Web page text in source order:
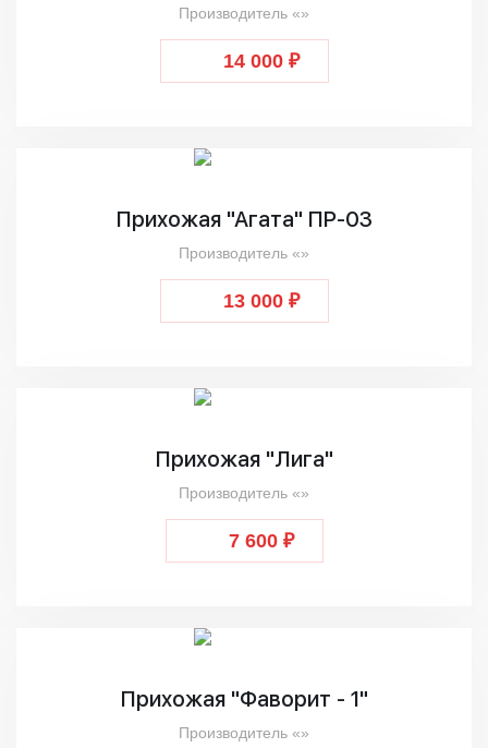
Производитель «»
14 000 ₽
Прихожая "Агата" ПР-03
Производитель «»
13 000 ₽
Прихожая "Лига"
Производитель «»
7 600 ₽
Прихожая "Фаворит - 1"
Производитель «»